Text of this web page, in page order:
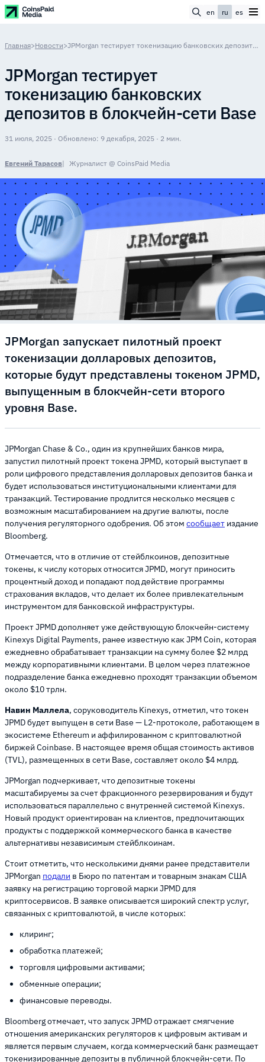
en ru es
Главная>Новости> JPMorgan тестирует токенизацию банковских депозитов в блокчейн-сети Base
JPMorgan тестирует
токенизацию банковских
депозитов в блокчейн-сети Base
31 июля, 2025 · Обновлено: 9 декабря, 2025 · 2 мин.
Евгений Тарасов Журналист @ CoinsPaid Media
JPMorgan запускает пилотный проект
токенизации долларовых депозитов,
которые будут представлены токеном JPMD,
выпущенным в блокчейн-сети второго
уровня Base.
JPMorgan Chase & Co., один из крупнейших банков мира,
запустил пилотный проект токена JPMD, который выступает в
роли цифрового представления долларовых депозитов банка и
будет использоваться институциональными клиентами для
транзакций. Тестирование продлится несколько месяцев с
возможным масштабированием на другие валюты, после
получения регуляторного одобрения. Об этом сообщает издание
Bloomberg.
Отмечается, что в отличие от стейблкоинов, депозитные
токены, к числу которых относится JPMD, могут приносить
процентный доход и попадают под действие программы
страхования вкладов, что делает их более привлекательным
инструментом для банковской инфраструктуры.
Проект JPMD дополняет уже действующую блокчейн-систему
Kinexys Digital Payments, ранее известную как JPM Coin, которая
ежедневно обрабатывает транзакции на сумму более $2 млрд
между корпоративными клиентами. В целом через платежное
подразделение банка ежедневно проходят транзакции объемом
около $10 трлн.
Навин Маллела, соруководитель Kinexys, отметил, что токен
JPMD будет выпущен в сети Base — L2-протоколе, работающем в
экосистеме Ethereum и аффилированном с криптовалютной
биржей Coinbase. В настоящее время общая стоимость активов
(TVL), размещенных в сети Base, составляет около $4 млрд.
JPMorgan подчеркивает, что депозитные токены
масштабируемы за счет фракционного резервирования и будут
использоваться параллельно с внутренней системой Kinexys.
Новый продукт ориентирован на клиентов, предпочитающих
продукты с поддержкой коммерческого банка в качестве
альтернативы независимым стейблкоинам.
Стоит отметить, что несколькими днями ранее представители
JPMorgan подали в Бюро по патентам и товарным знакам США
заявку на регистрацию торговой марки JPMD для
криптосервисов. В заявке описывается широкий спектр услуг,
связанных с криптовалютой, в числе которых:
клиринг;
обработка платежей;
торговля цифровыми активами;
обменные операции;
финансовые переводы.
Bloomberg отмечает, что запуск JPMD отражает смягчение
отношения американских регуляторов к цифровым активам и
является первым случаем, когда коммерческий банк размещает
токенизированные депозиты в публичной блокчейн-сети. По